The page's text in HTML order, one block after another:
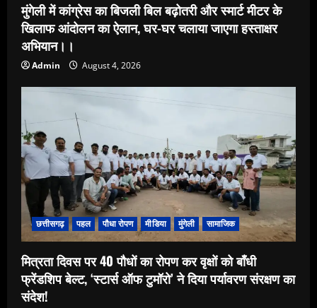
मुंगेली में कांग्रेस का बिजली बिल बढ़ोतरी और स्मार्ट मीटर के
खिलाफ आंदोलन का ऐलान, घर-घर चलाया जाएगा हस्ताक्षर
अभियान।।
Admin August 4, 2026
छत्तीसगढ़ पहल पौधा रोपण मीडिया मुंगेली सामाजिक
मित्रता दिवस पर 40 पौधों का रोपण कर वृक्षों को बाँधी
फ्रेंडशिप बेल्ट, ‘स्टार्स ऑफ टुमॉरो’ ने दिया पर्यावरण संरक्षण का
संदेश!